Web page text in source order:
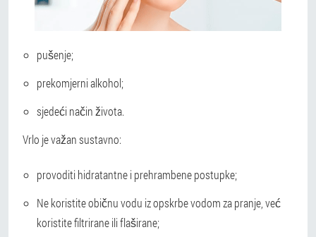
pušenje;
prekomjerni alkohol;
sjedeći način života.
Vrlo je važan sustavno:
provoditi hidratantne i prehrambene postupke;
Ne koristite običnu vodu iz opskrbe vodom za pranje, već
koristite filtrirane ili flaširane;